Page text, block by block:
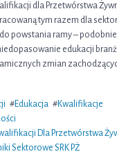
dla Przetwórstwa
tym razem dla
powstania ramy –
edukacji
zmian
#Edukacja #Kwalifikacje
Dla Przetwórstwa
Sektorowe SRK PŻ